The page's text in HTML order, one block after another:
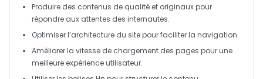
Produire des contenus de qualité et originaux pour
répondre aux attentes des internautes.
Optimiser l’architecture du sitepour faciliter la navigation.
Améliorer la vitesse de chargement des pages pour une
meilleure expérience utilisateur.